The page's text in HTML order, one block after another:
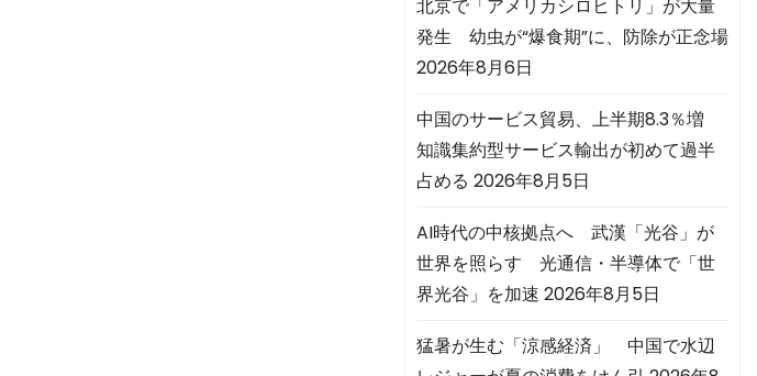
北京で「アメリカシロヒトリ」が大量
発生 幼虫が“爆食期”に、防除が正念場
2026年8月6日
中国のサービス貿易、上半期8.3％増
知識集約型サービス輸出が初めて過半
占める 2026年8月5日
AI時代の中核拠点へ 武漢「光谷」が
世界を照らす 光通信・半導体で「世
界光谷」を加速 2026年8月5日
猛暑が生む「涼感経済」 中国で水辺